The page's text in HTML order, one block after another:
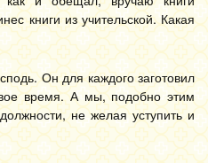
книги из учительской. Какая
Он для каждого заготовил
время. А мы, подобно этим
не желая уступить и